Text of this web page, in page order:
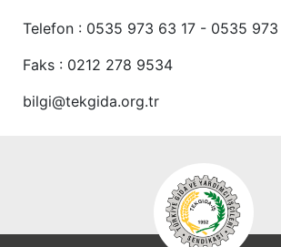
Telefon : 0535 973 63 17 - 0535
Faks : 0212 278 9534
bilgi@tekgida.org.tr